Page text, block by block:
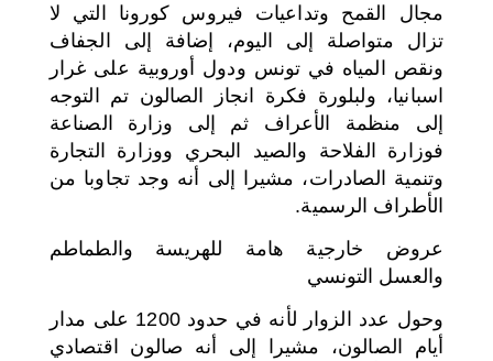
مجال القمح وتداعيات فيروس كورونا التي لا
تزال متواصلة إلى اليوم، إضافة إلى الجفاف
ونقص المياه في تونس ودول أوروبية على غرار
اسبانيا، ولبلورة فكرة انجاز الصالون تم التوجه
إلى منظمة الأعراف ثم إلى وزارة الصناعة
فوزارة الفلاحة والصيد البحري ووزارة التجارة
وتنمية الصادرات، مشيرا إلى أنه وجد تجاوبا من
الأطراف الرسمية.
عروض خارجية هامة للهريسة والطماطم
والعسل التونسي
وحول عدد الزوار لأنه في حدود 1200 على مدار
أيام الصالون، مشيرا إلى أنه صالون اقتصادي